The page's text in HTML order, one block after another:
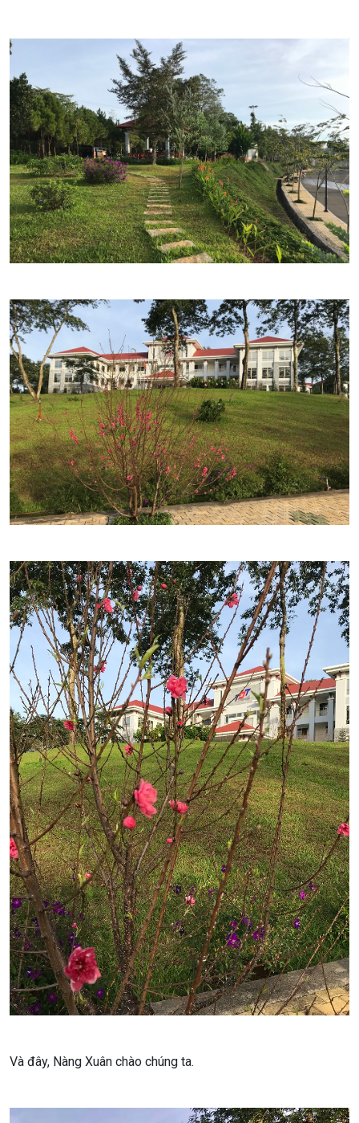
Và đây, Nàng Xuân chào chúng ta.